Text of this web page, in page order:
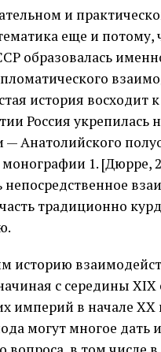
и
еще и потому,
образовалась
история восходит
Россия укрепилась
Анатолийского
1. [Дюрре,
непосредственное
традиционно
историю
с середины
империй в начале ХХ
могут многое